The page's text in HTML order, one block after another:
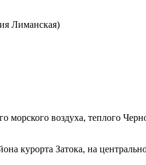
Лиманская)
воздуха, теплого
курорта Затока, на